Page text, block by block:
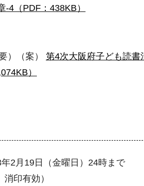
-4（PDF：438KB）
）（案） 第4次大阪府子ども読
）
2月19日（金曜日）24時まで
印有効）